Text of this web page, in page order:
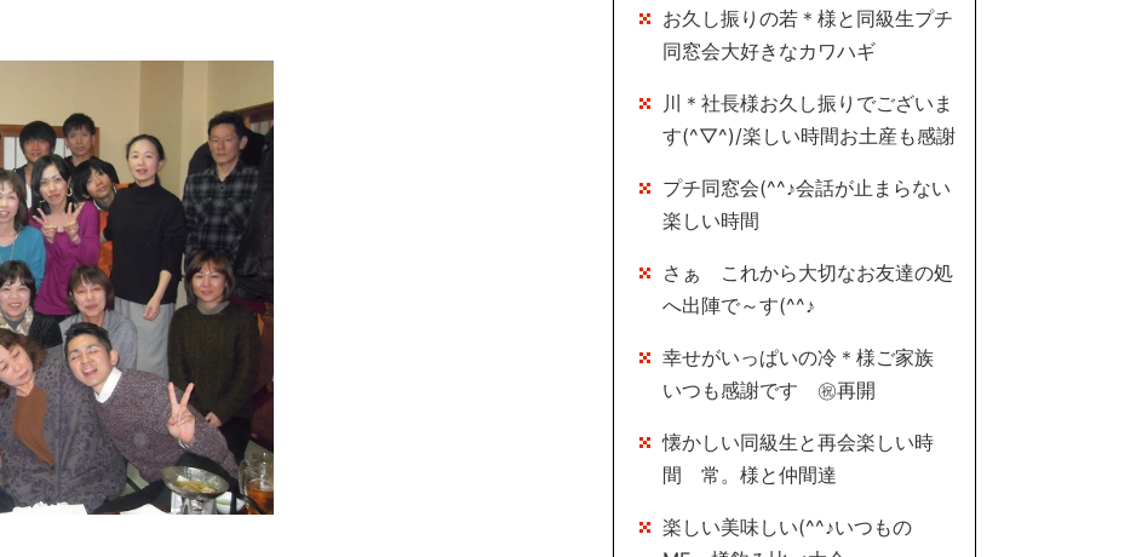
お久し振りの若＊様と同級生プチ
同窓会大好きなカワハギ
川＊社長様お久し振りでございま
す(^▽^)/楽しい時間お土産も感謝
プチ同窓会(^^♪会話が止まらない
楽しい時間
さぁ これから大切なお友達の処
へ出陣で～す(^^♪
幸せがいっぱいの冷＊様ご家族
いつも感謝です ㊗再開
懐かしい同級生と再会楽しい時
間 常。様と仲間達
楽しい美味しい(^^♪いつもの